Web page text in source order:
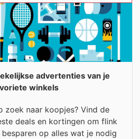
advertenties van je
winkels
zoek naar koopjes? Vind de
deals en kortingen om flink
op alles wat je nodig